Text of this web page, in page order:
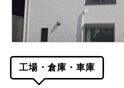
工場・倉庫・車庫